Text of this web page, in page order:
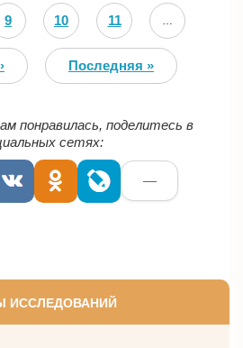
ИССЛЕДОВАНИЙ
9 10 11
Последняя »
понравилась, поделитесь в
сетях:
—